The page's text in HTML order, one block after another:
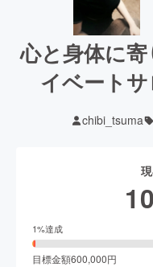
心と身体に
イベート
chibi_tsuma
1%達成
目標金額600,000円